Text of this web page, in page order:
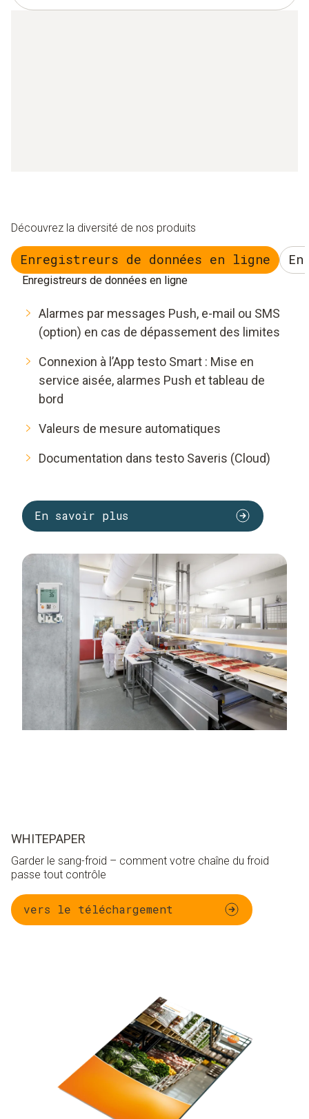
Découvrez la diversité de nos produits
Enregistreurs de données en ligne
Enregistreurs de données en ligne
Alarmes par messages Push, e-mail ou SMS
(option) en cas de dépassement des limites ​
Connexion à l’App testo Smart : Mise en
service aisée, alarmes Push et tableau de
bord
Valeurs de mesure automatiques
Documentation dans testo Saveris (Cloud)
En savoir plus
WHITEPAPER
Garder le sang-froid – comment votre chaîne du froid
passe tout contrôle
vers le téléchargement